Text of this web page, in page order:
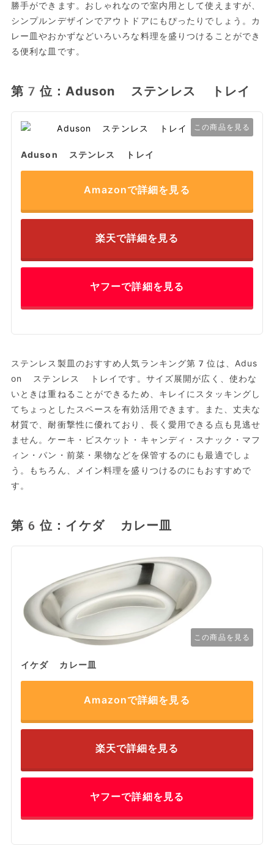
勝手ができます。おしゃれなので室内用として使えますが、
シンプルンデザインでアウトドアにもぴったりでしょう。カ
レー皿やおかずなどいろいろな料理を盛りつけることができ
る便利な皿です。
第7位：Aduson ステンレス トレイ
この商品を見る
Aduson ステンレス トレイ
Amazonで詳細を見る
楽天で詳細を見る
ヤフーで詳細を見る
ステンレス製皿のおすすめ人気ランキング第7位は、Adus
on ステンレス トレイです。サイズ展開が広く、使わな
いときは重ねることができるため、キレイにスタッキングし
てちょっとしたスペースを有効活用できます。また、丈夫な
材質で、耐衝撃性に優れており、長く愛用できる点も見逃せ
ません。ケーキ・ビスケット・キャンディ・スナック・マフ
ィン・パン・前菜・果物などを保管するのにも最適でしょ
う。もちろん、メイン料理を盛りつけるのにもおすすめで
す。
第6位：イケダ カレー皿
この商品を見る
イケダ カレー皿
Amazonで詳細を見る
楽天で詳細を見る
ヤフーで詳細を見る